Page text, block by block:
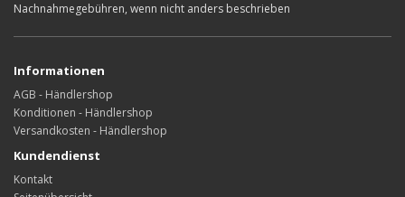
Nachnahmegebühren, wenn nicht anders beschrieben
Informationen
AGB - Händlershop
Konditionen - Händlershop
Versandkosten - Händlershop
Kundendienst
Kontakt